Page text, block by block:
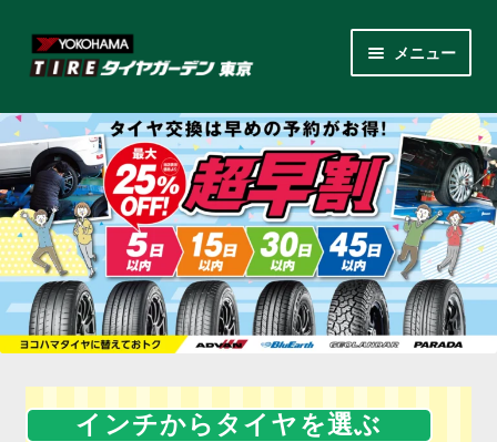
ナ
ビ
ー
シ
ョ
ン
へ
ス
キ
ッ
プ
コ
ン
ン
ツ
へ
ス
キ
ッ
プ
メニュー
各商品カテゴリー
ブ
メ
ニ
ュ
ー
を
展
開
LINEクーポンでもっとお得
レンタルスタッドレス
店舗紹介
サ
ブ
メ
ュ
ー
会社案内
サ
お見積り・お問い合わせ
インチからタイヤを選ぶ